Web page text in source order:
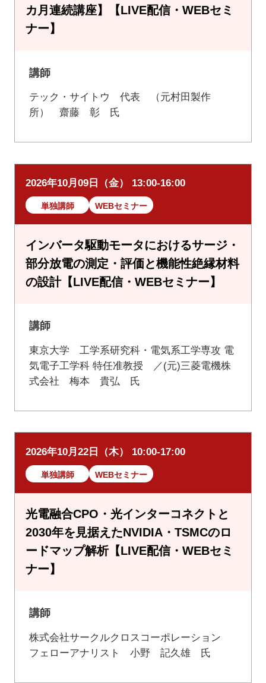
カ月連続講座】【LIVE配信・WEBセミ
ナー】
講師
テック・サイトウ 代表 （元村田製作
所） 齋藤 彰 氏
2026年10月09日（金） 13:00-16:00
単独講師 WEBセミナー
インバータ駆動モータにおけるサージ・
部分放電の測定・評価と機能性絶縁材料
の設計【LIVE配信・WEBセミナー】
講師
東京大学 工学系研究科・電気系工学専攻 電
気電子工学科 特任准教授 ／(元)三菱電機株
式会社 梅本 貴弘 氏
2026年10月22日（木） 10:00-17:00
単独講師 WEBセミナー
光電融合CPO・光インターコネクトと
2030年を見据えたNVIDIA・TSMCのロ
ードマップ解析【LIVE配信・WEBセミ
ナー】
講師
株式会社サークルクロスコーポレーション
フェローアナリスト 小野 記久雄 氏